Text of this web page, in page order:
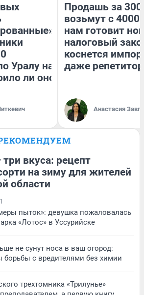
Уралу на
ли оно
Продашь за
возьмут с
нам готовит
налоговый
коснется
даже
Анастасия
вкуса: рецепт
на зиму для жителей
области
1
пыток»: девушка пожаловалась
«Лотос» в Уссурийске
не сунут носа в ваш огород:
борьбы с вредителями без химии
трехтомника «Трилунье»